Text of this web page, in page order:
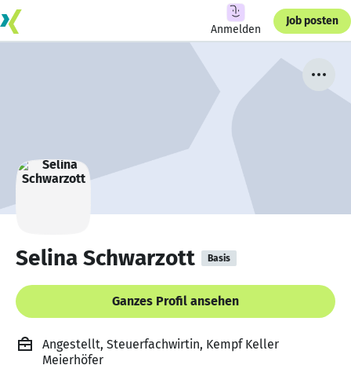
Anmelden
Job posten
Selina Schwarzott Basis
Ganzes Profil ansehen
Angestellt, Steuerfachwirtin, Kempf Keller
Meierhöfer